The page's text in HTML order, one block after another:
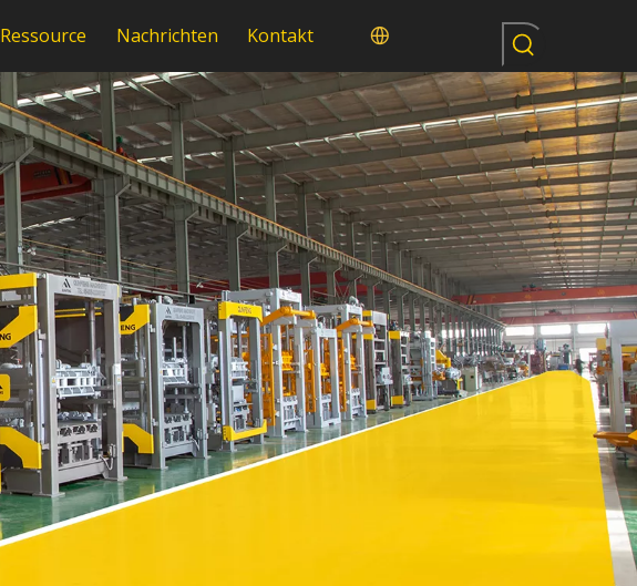
Ressource Nachrichten Kontakt